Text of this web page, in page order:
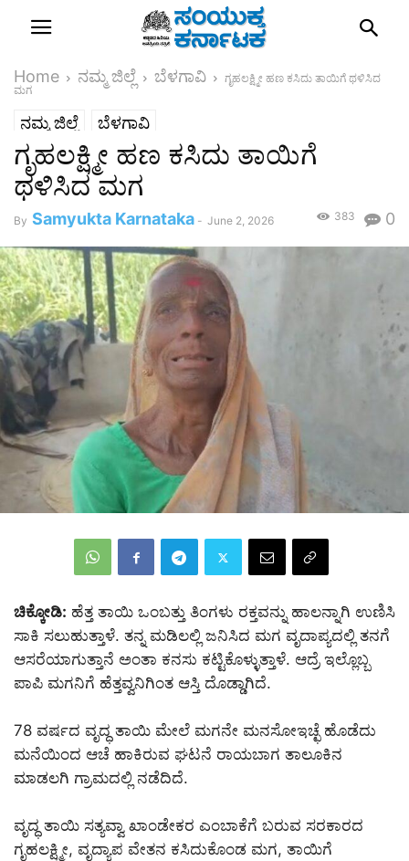
Home ನಮ್ಮ ಜಿಲ್ಲೆ ಬೆಳಗಾವಿ
ಗೃಹಲಕ್ಷ್ಮೀ ಹಣ ಕಸಿದು ತಾಯಿಗೆ ಥಳಿಸಿದ
ಮಗ
ನಮ್ಮ ಜಿಲ್ಲೆ ಬೆಳಗಾವಿ
ಗೃಹಲಕ್ಷ್ಮೀ ಹಣ ಕಸಿದು ತಾಯಿಗೆ
ಥಳಿಸಿದ ಮಗ
By Samyukta Karnataka - June 2, 2026 0
383
ಚಿಕ್ಕೋಡಿ: ಹೆತ್ತ ತಾಯಿ ಒಂಬತ್ತು ತಿಂಗಳು ರಕ್ತವನ್ನು ಹಾಲನ್ನಾಗಿ ಉಣಿಸಿ
ಸಾಕಿ ಸಲುಹುತ್ತಾಳೆ. ತನ್ನ ಮಡಿಲಲ್ಲಿ ಜನಿಸಿದ ಮಗ ವೃದಾಪ್ಯದಲ್ಲಿ ತನಗೆ
ಆಸರೆಯಾಗುತ್ತಾನೆ ಅಂತಾ ಕನಸು ಕಟ್ಟಿಕೊಳ್ಳುತ್ತಾಳೆ. ಆದ್ರೆ ಇಲ್ಲೊಬ್ಬ
ಪಾಪಿ ಮಗನಿಗೆ ಹೆತ್ತವ್ವನಿಗಿಂತ ಆಸ್ತಿ ದೊಡ್ಡಾಗಿದೆ.
78 ವರ್ಷದ ವೃದ್ಧ ತಾಯಿ ಮೇಲೆ ಮಗನೇ ಮನಸೋಇಚ್ಛೆ ಹೊಡೆದು
ಮನೆಯಿಂದ ಆಚೆ ಹಾಕಿರುವ ಘಟನೆ ರಾಯಬಾಗ ತಾಲೂಕಿನ
ಮಾಡಲಗಿ ಗ್ರಾಮದಲ್ಲಿ ನಡೆದಿದೆ.
ವೃದ್ಧ ತಾಯಿ ಸತ್ಯವ್ವಾ ಖಾಂಡೇಕರ ಎಂಬಾಕೆಗೆ ಬರುವ ಸರಕಾರದ
ಗೃಹಲಕ್ಷ್ಮೀ, ವೃದ್ಯಾಪ ವೇತನ ಕಸಿದುಕೊಂಡ ಮಗ, ತಾಯಿಗೆ‌